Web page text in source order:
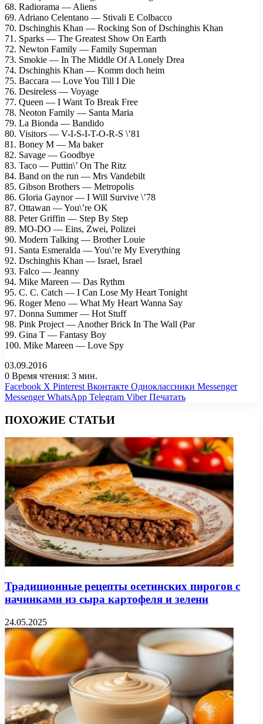
68. Radiorama — Aliens
69. Adriano Celentano — Stivali E Colbacco
70. Dschinghis Khan — Rocking Son of Dschinghis Khan
71. Sparks — The Greatest Show On Earth
72. Newton Family — Family Superman
73. Smokie — In The Middle Of A Lonely Drea
74. Dschinghis Khan — Komm doch heim
75. Baccara — Love You Till I Die
76. Desireless — Voyage
77. Queen — I Want To Break Free
78. Neoton Family — Santa Maria
79. La Bionda — Bandido
80. Visitors — V-I-S-I-T-O-R-S \’81
81. Boney M — Ma baker
82. Savage — Goodbye
83. Taco — Puttin\’ On The Ritz
84. Band on the run — Mrs Vandebilt
85. Gibson Brothers — Metropolis
86. Gloria Gaynor — I Will Survive \’78
87. Ottawan — You\’re OK
88. Peter Griffin — Step By Step
89. MO-DO — Eins, Zwei, Polizei
90. Modern Talking — Brother Louie
91. Santa Esmeralda — You\’re My Everything
92. Dschinghis Khan — Israel, Israel
93. Falco — Jeanny
94. Mike Mareen — Das Rythm
95. C. C. Catch — I Can Lose My Heart Tonight
96. Roger Meno — What My Heart Wanna Say
97. Donna Summer — Hot Stuff
98. Pink Project — Another Brick In The Wall (Par
99. Gina T — Fantasy Boy
100. Mike Mareen — Love Spy
03.09.2016
0 Время чтения: 3 мин.
Facebook X Pinterest Вконтакте Одноклассники Messenger
Messenger WhatsApp Telegram Viber Печатать
ПОХОЖИЕ СТАТЬИ
Традиционные рецепты осетинских пирогов с
начинками из сыра картофеля и зелени
24.05.2025